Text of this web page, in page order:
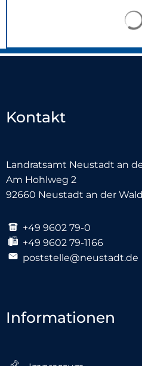
Kontakt
Landratsamt Neustadt an
Am Hohlweg 2
92660 Neustadt an der
+49 9602 79-0
+49 9602 79-1166
poststelle@neustadt.de
Informationen